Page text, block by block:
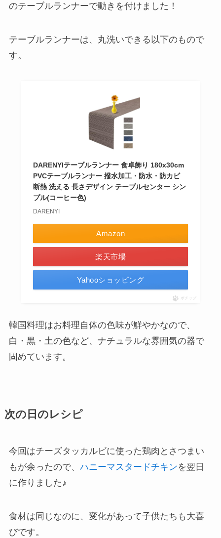
のテーブルランナーで動きを付けました！
テーブルランナーは、丸洗いできる以下のもので
す。
DARENYIテーブルランナー 食卓飾り 180x30cm
PVCテーブルランナー 撥水加工・防水・防カビ
断熱 洗える 長さデザイン テーブルセンター シン
プル(コーヒー色)
DARENYI
Amazon
楽天市場
Yahooショッピング
ポチップ
韓国料理はお料理自体の色味が鮮やかなので、
白・黒・土の色など、ナチュラルな雰囲気の器で
固めています。
次の日のレシピ
今回はチーズタッカルビに使った鶏肉とさつまい
もが余ったので、 ハニーマスタードチキンを翌日
に作りました♪
食材は同じなのに、変化があって子供たちも大喜
びです。